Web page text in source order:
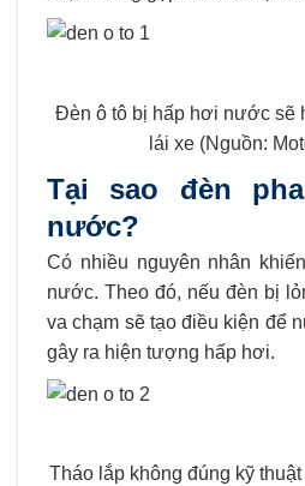
Đèn ô tô bị hấp hơi nước sẽ
lái xe (Nguồn:
Tại sao đèn
nước?
Có nhiều nguyên nhân khiến
nước. Theo đó, nếu đèn bị
va chạm sẽ tạo điều kiện để
gây ra hiện tượng hấp hơi.
Tháo lắp không đúng kỹ